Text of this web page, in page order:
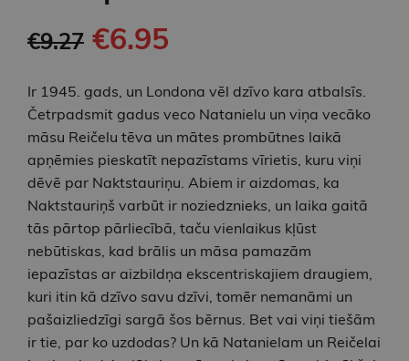
€9.27 €6.95
Ir 1945. gads, un Londona vēl dzīvo kara atbalsīs.
Četrpadsmit gadus veco Natanielu un viņa vecāko
māsu Reičelu tēva un mātes prombūtnes laikā
apņēmies pieskatīt nepazīstams vīrietis, kuru viņi
dēvē par Naktstauriņu. Abiem ir aizdomas, ka
Naktstauriņš varbūt ir noziedznieks, un laika gaitā
tās pārtop pārliecībā, taču vienlaikus kļūst
nebūtiskas, kad brālis un māsa pamazām
iepazīstas ar aizbildņa ekscentriskajiem draugiem,
kuri itin kā dzīvo savu dzīvi, tomēr nemanāmi un
pašaizliedzīgi sargā šos bērnus. Bet vai viņi tiešām
ir tie, par ko uzdodas? Un kā Natanielam un Reičelai